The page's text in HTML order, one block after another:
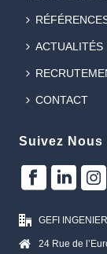
ACTUALITÉS
CONTACT
Suivez Nous
GEFI
24 Rue de